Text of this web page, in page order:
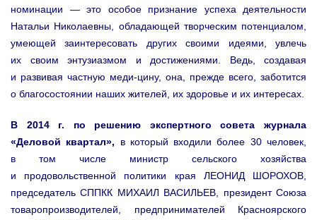
номинации — это особое признание успеха деятельности
Натальи Николаевны, обладающей творческим потенциалом,
умеющей заинтересовать других своими идеями, увлечь
их своим энтузиазмом и достижениями. Ведь, создавая
и развивая частную меди-цину, она, прежде всего, заботится
о благосостоянии наших жителей, их здоровье и их интересах.
В 2014 г. по решению экспертного совета журнала
«Деловой квартал», в который входили более 30 человек,
в том числе министр сельского хозяйства
и продовольственной политики края ЛЕОНИД ШОРОХОВ,
председатель СППКК МИХАИЛ ВАСИЛЬЕВ, президент Союза
товаропроизводителей, предпринимателей Красноярского